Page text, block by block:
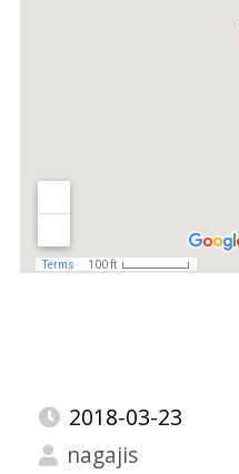
2018-03-23
nagajis